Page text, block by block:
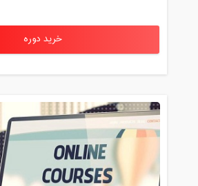
خرید دوره